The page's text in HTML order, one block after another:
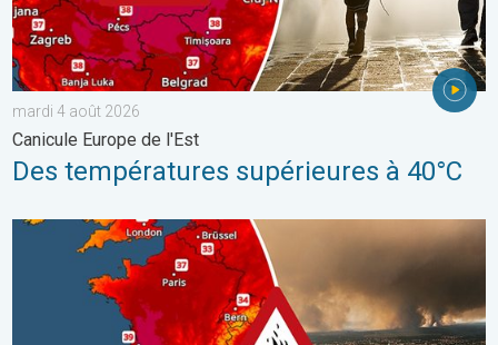
mardi 4 août 2026
Canicule Europe de l'Est
Des températures supérieures à 40°C
Le sud-ouest de la France brûle vivement. Milliers de sinistrés.